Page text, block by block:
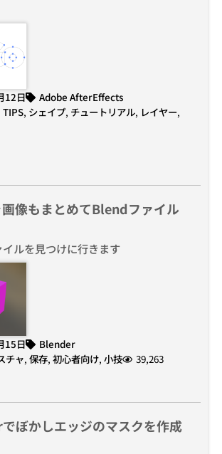
12日
Adobe AfterEffects
TIPS, シェイプ, チュートリアル, レイヤー,
像もまとめてBlendファイル
ルを見つけに行きます
15日
Blender
チャ, 保存, 初心者向け, 小技 39,263
ぼかしエッジのマスクを作成